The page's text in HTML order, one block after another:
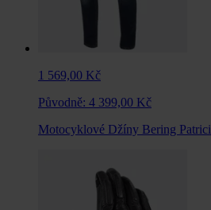
1 569,00 Kč
Původně: 4 399,00 Kč
Motocyklové Džíny Bering